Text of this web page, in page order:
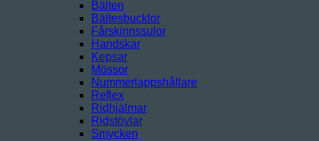
Bälten
Bältesbucklor
Fårskinnssulor
Handskar
Kepsar
Mössor
Nummerlappshållare
Reflex
Ridhjälmar
Ridstövlar
Smycken